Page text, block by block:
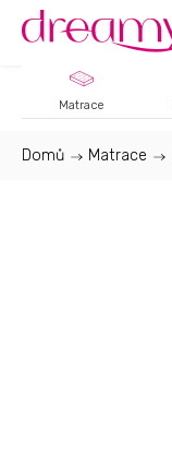
Matrace
Domů / Matrace /